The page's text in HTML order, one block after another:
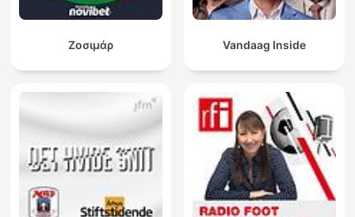
Ζοσιμάρ Vandaag Inside